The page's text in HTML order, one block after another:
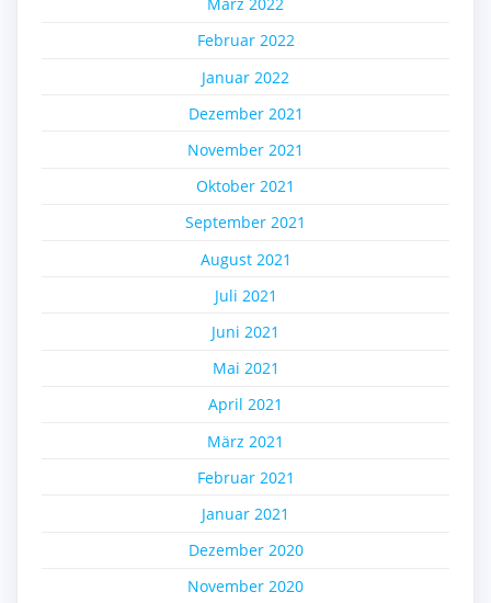
Februar 2022
Januar 2022
Dezember 2021
November 2021
Oktober 2021
September 2021
August 2021
Juli 2021
Juni 2021
Mai 2021
April 2021
März 2021
Februar 2021
Januar 2021
Dezember 2020
November 2020